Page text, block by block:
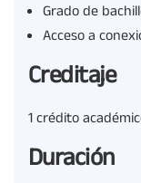
Grado de
Acceso a
Creditaje
1 crédito
Duración